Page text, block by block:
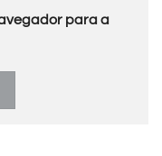
para a